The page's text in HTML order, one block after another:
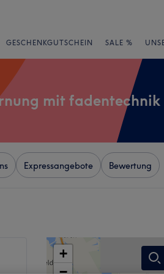
GESCHENKGUTSCHEIN SALE %
mit fadentechnik
Expressangebote Bewertung
+